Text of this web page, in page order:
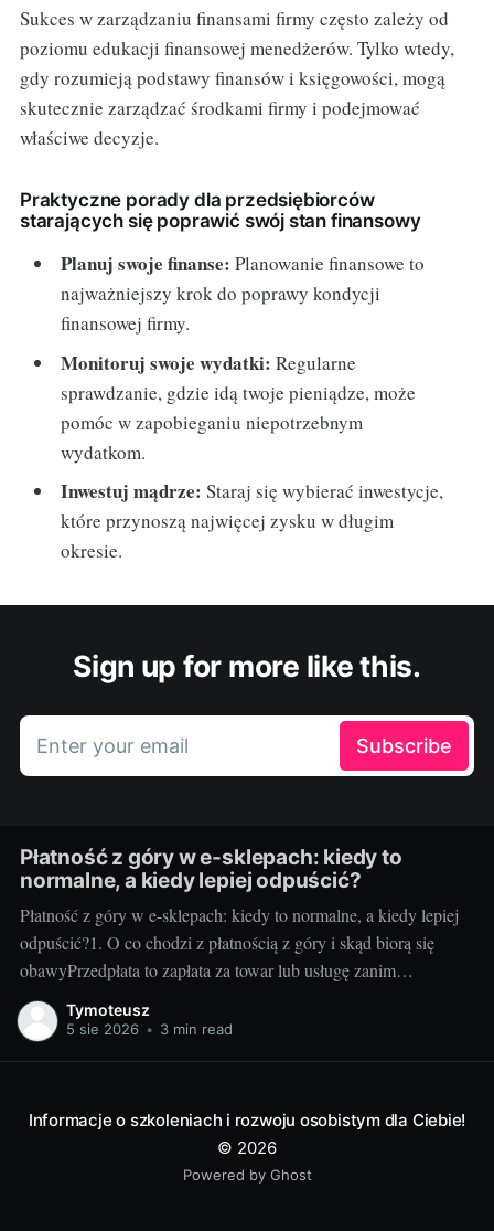
Sukces w zarządzaniu finansami firmy często zależy od
poziomu edukacji finansowej menedżerów. Tylko wtedy,
gdy rozumieją podstawy finansów i księgowości, mogą
skutecznie zarządzać środkami firmy i podejmować
właściwe decyzje.
Praktyczne porady dla przedsiębiorców
starających się poprawić swój stan finansowy
Planuj swoje finanse: Planowanie finansowe to
najważniejszy krok do poprawy kondycji
finansowej firmy.
Monitoruj swoje wydatki: Regularne
sprawdzanie, gdzie idą twoje pieniądze, może
pomóc w zapobieganiu niepotrzebnym
wydatkom.
Inwestuj mądrze: Staraj się wybierać inwestycje,
które przynoszą najwięcej zysku w długim
okresie.
Sign up for more like this.
Enter your email Subscribe
Płatność z góry w e-sklepach: kiedy to
normalne, a kiedy lepiej odpuścić?
Płatność z góry w e-sklepach: kiedy to normalne, a kiedy lepiej
odpuścić?1. O co chodzi z płatnością z góry i skąd biorą się
obawyPrzedpłata to zapłata za towar lub usługę zanim
sprzedawca je wyśle albo wykona. Sklepy proszą o nią z kilku
powodów: poprawia to płynność finansową, pozwala
Tymoteusz
5 sie 2026 • 3 min read
Informacje o szkoleniach i rozwoju osobistym dla Ciebie!
© 2026
Powered by Ghost